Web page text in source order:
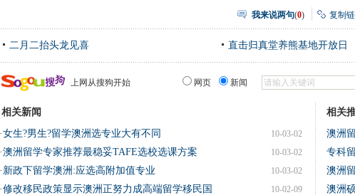
我来说两句(0) 复制
二月二抬头龙见喜 直击归真堂养熊基地开放日
上网从搜狗开始 网页 新闻
相关新闻
10-03-02
·女生?男生?留学澳洲选专业大有不同
10-03-02
·澳洲留学专家推荐最稳妥TAFE选校选课方案
10-03-02
· 新政下留学澳洲:应选高附加值专业
10-02-09
·修改移民政策显示澳洲正努力成高端留学移民国
相关
澳洲
专科
澳洲
澳洲